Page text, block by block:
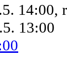
14:00,
13:00